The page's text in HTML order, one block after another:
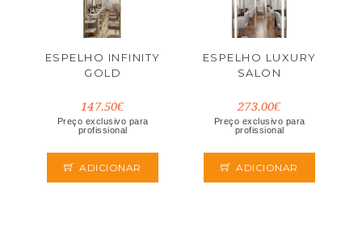
ESPELHO INFINITY
GOLD
147.50€
Preço exclusivo para
profissional
ADICIONAR
ESPELHO LUXURY
SALON
273.00€
Preço exclusivo para
profissional
ADICIONAR